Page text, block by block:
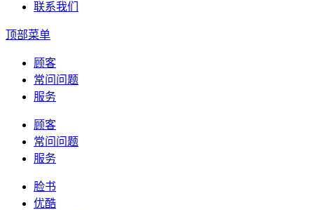
联系我们
顶部菜单
顾客
常问问题
服务
顾客
常问问题
服务
脸书
优酷